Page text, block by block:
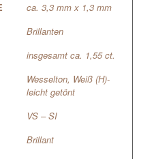
ca. 3,3 mm x 1,3 mm
Brillanten
insgesamt ca. 1,55 ct.
Wesselton, Weiß (H)-
leicht getönt
VS – SI
Brillant